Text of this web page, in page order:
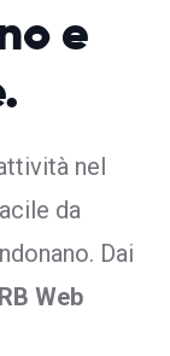
e
nel
da
Dai
RB Web